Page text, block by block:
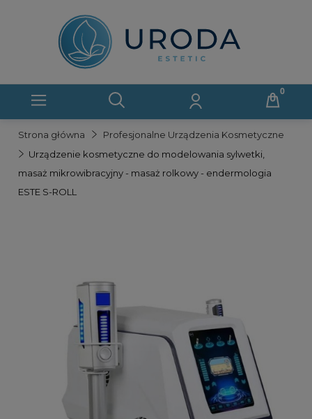
Strona główna
Profesjonalne Urządzenia Kosmetyczne
Urządzenie kosmetyczne do modelowania sylwetki,
masaż mikrowibracyjny - masaż rolkowy - endermologia
ESTE S-ROLL